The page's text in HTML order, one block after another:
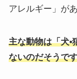
アレルギー」が
主な動物は「犬•
ないのだそうで